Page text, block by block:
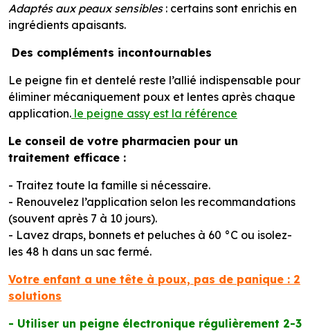
Adaptés aux peaux sensibles: certains sont enrichis en
ingrédients apaisants.
Des compléments incontournables
Le peigne fin et dentelé reste l’allié indispensable pour
éliminer mécaniquement poux et lentes après chaque
application. le peigne assy est la référence
Le conseil de votre pharmacien pour un
traitement efficace :
- Traitez toute la famille si nécessaire.
- Renouvelez l’application selon les recommandations
(souvent après 7 à 10 jours).
- Lavez draps, bonnets et peluches à 60 °C ou isolez-
les 48 h dans un sac fermé.
Votre enfant a une tête à poux, pas de panique : 2
solutions
- Utiliser un peigne électronique régulièrement 2-3